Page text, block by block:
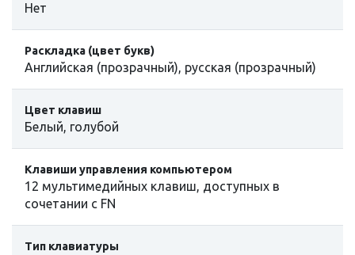
Нет
Раскладка (цвет букв)
Английская (прозрачный), русская (прозрачный)
Цвет клавиш
Белый, голубой
Клавиши управления компьютером
12 мультимедийных клавиш, доступных в
сочетании с FN
Тип клавиатуры